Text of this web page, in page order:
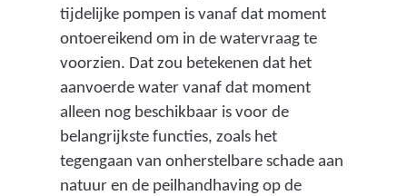
tijdelijke pompen is vanaf dat moment
ontoereikend om in de watervraag te
voorzien. Dat zou betekenen dat het
aanvoerde water vanaf dat moment
alleen nog beschikbaar is voor de
belangrijkste functies, zoals het
tegengaan van onherstelbare schade aan
natuur en de peilhandhaving op de